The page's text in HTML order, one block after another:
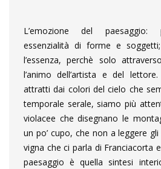
L’emozione del paesaggio:
essenzialità di forme e
l’essenza, perchè solo
l’animo dell’artista e del
attratti dai colori del cielo che
temporale serale, siamo più
violacee che disegnano le
un po’ cupo, che non a leggere
vigna che ci parla di Franciacorta
paesaggio è quella sintesi